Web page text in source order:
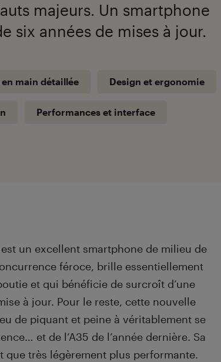
majeurs. Un smartphone
six années de mises à jour.
main détaillée Design et ergonomie
Performances et interface
un excellent smartphone de milieu de
féroce, brille essentiellement
et qui bénéficie de surcroît d’une
à jour. Pour le reste, cette nouvelle
de piquant et peine à véritablement se
et de l’A35 de l’année dernière. Sa
que très légèrement plus performante.